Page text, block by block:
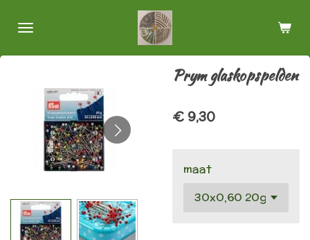
direct
Prym glaskopspelden
€ 9,30
maat